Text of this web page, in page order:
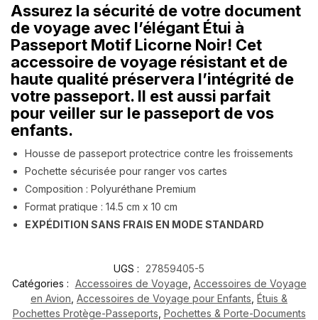
Assurez la sécurité de votre document
de voyage avec l’élégant Étui à
Passeport Motif Licorne Noir! Cet
accessoire de voyage résistant et de
haute qualité préservera l’intégrité de
votre passeport. Il est aussi parfait
pour veiller sur le passeport de vos
enfants.
Housse de passeport protectrice contre les froissements
Pochette sécurisée pour ranger vos cartes
Composition : Polyuréthane Premium
Format pratique : 14.5 cm x 10 cm
EXPÉDITION SANS FRAIS EN MODE STANDARD
UGS :
27859405-5
Catégories : Accessoires de Voyage Accessoires de Voyage
en Avion Accessoires de Voyage pour Enfants Étuis &
Pochettes Protège-Passeports Pochettes & Porte-Documents